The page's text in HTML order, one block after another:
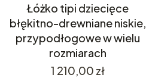
Łóżko tipi dziecięce
błękitno-drewniane niskie,
przypodłogowe w wielu
rozmiarach
Cena
1 210,00 zł